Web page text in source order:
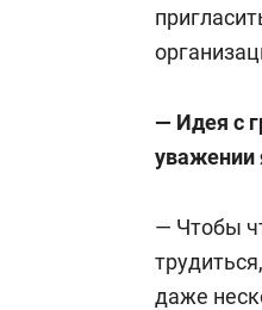
— Идея с
уважении
— Чтобы
даже